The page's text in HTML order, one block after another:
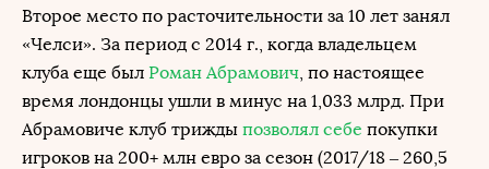
Второе место по расточительности за 10 лет занял
«Челси». За период с 2014 г., когда владельцем
клуба еще был Роман Абрамович, по настоящее
время лондонцы ушли в минус на 1,033 млрд. При
Абрамовиче клуб трижды позволял себе покупки
игроков на 200+ млн евро за сезон (2017/18 – 260,5